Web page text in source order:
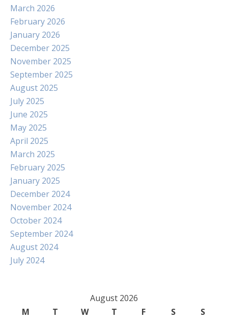
March 2026
February 2026
January 2026
December 2025
November 2025
September 2025
August 2025
July 2025
June 2025
May 2025
April 2025
March 2025
February 2025
January 2025
December 2024
November 2024
October 2024
September 2024
August 2024
July 2024
August 2026
M
T W T F S
S